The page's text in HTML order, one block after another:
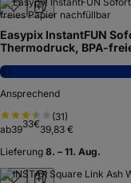
Easypix InstantFUN
Thermodruck, BPA-
6,1
Ansprechend
(31)
ab3933€39,83 €
Lieferung 8. – 11. Aug.